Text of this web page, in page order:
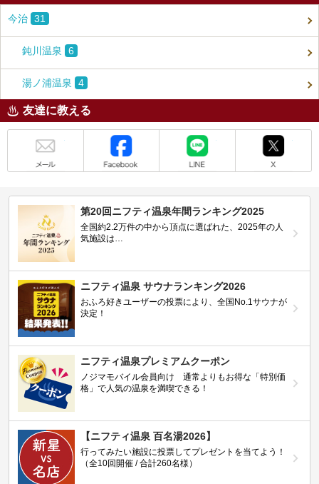
今治 31
鈍川温泉 6
湯ノ浦温泉 4
友達に教える
第20回ニフティ温泉年間ランキング2025
全国約2.2万件の中から頂点に選ばれた、2025年の人
気施設は…
ニフティ温泉 サウナランキング2026
おふろ好きユーザーの投票により、全国No.1サウナが
決定！
ニフティ温泉プレミアムクーポン
ノジマモバイル会員向け 通常よりもお得な「特別価
格」で人気の温泉を満喫できる！
【ニフティ温泉 百名湯2026】
行ってみたい施設に投票してプレゼントを当てよう！
（全10回開催 / 合計260名様）